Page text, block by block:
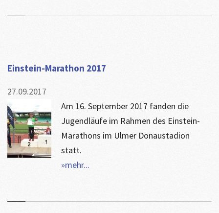
Einstein-Marathon 2017
27.09.2017
Am 16. September 2017 fanden die
Jugendläufe im Rahmen des Einstein-
Marathons im Ulmer Donaustadion
statt.
»mehr...